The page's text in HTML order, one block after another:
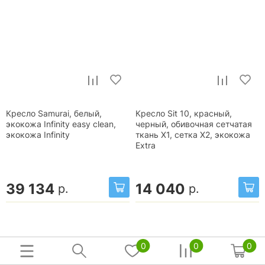
Кресло Samurai, белый,
экокожа Infinity easy clean,
экокожа Infinity
39 134 р.
Кресло Sit 10, красный,
черный, обивочная сетчатая
ткань X1, сетка X2, экокожа
Extra
14 040 р.
0 0 0